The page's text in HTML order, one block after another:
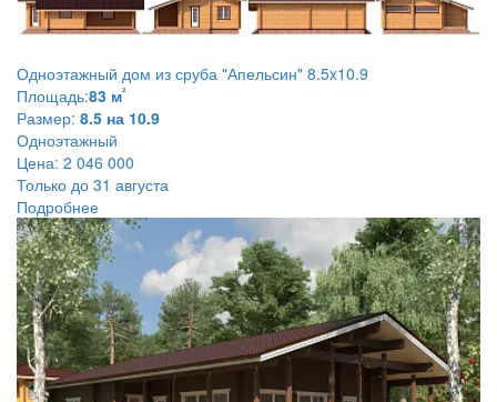
Одноэтажный дом из сруба "Апельсин" 8.5x10.9
Площадь:83 м²
Размер: 8.5 на 10.9
Одноэтажный
Цена: 2 046 000
Только до 31 августа
Подробнее